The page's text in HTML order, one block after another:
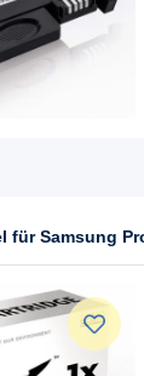
für Samsung